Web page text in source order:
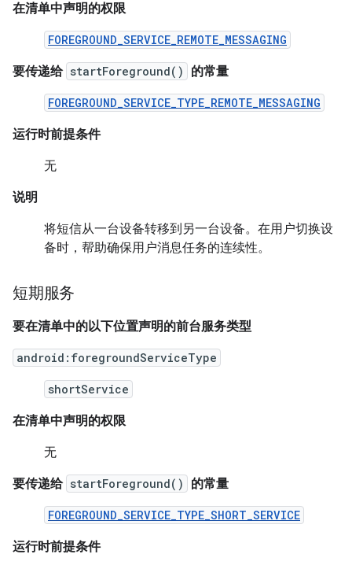
在清单中声明的权限
FOREGROUND_SERVICE_REMOTE_MESSAGING
要传递给 startForeground() 的常量
FOREGROUND_SERVICE_TYPE_REMOTE_MESSAGING
运行时前提条件
无
说明
将短信从一台设备转移到另一台设备。在用户切换设
备时，帮助确保用户消息任务的连续性。
短期服务
要在清单中的以下位置声明的前台服务类型
android:foregroundServiceType
shortService
在清单中声明的权限
无
要传递给 startForeground() 的常量
FOREGROUND_SERVICE_TYPE_SHORT_SERVICE
运行时前提条件